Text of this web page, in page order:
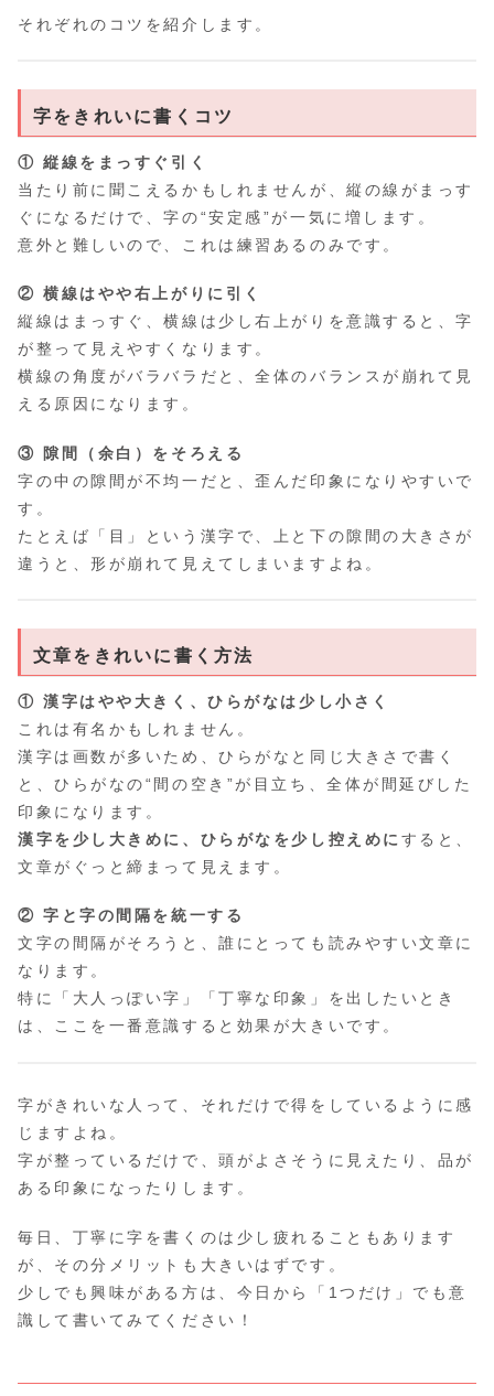
それぞれのコツを紹介します。
字をきれいに書くコツ
① 縦線をまっすぐ引く
当たり前に聞こえるかもしれませんが、縦の線がまっす
ぐになるだけで、字の“安定感”が一気に増します。
意外と難しいので、これは練習あるのみです。
② 横線はやや右上がりに引く
縦線はまっすぐ、横線は少し右上がりを意識すると、字
が整って見えやすくなります。
横線の角度がバラバラだと、全体のバランスが崩れて見
える原因になります。
③ 隙間（余白）をそろえる
字の中の隙間が不均一だと、歪んだ印象になりやすいで
す。
たとえば「目」という漢字で、上と下の隙間の大きさが
違うと、形が崩れて見えてしまいますよね。
文章をきれいに書く方法
① 漢字はやや大きく、ひらがなは少し小さく
これは有名かもしれません。
漢字は画数が多いため、ひらがなと同じ大きさで書く
と、ひらがなの“間の空き”が目立ち、全体が間延びした
印象になります。
漢字を少し大きめに、ひらがなを少し控えめに すると、
文章がぐっと締まって見えます。
② 字と字の間隔を統一する
文字の間隔がそろうと、誰にとっても読みやすい文章に
なります。
特に「大人っぽい字」「丁寧な印象」を出したいとき
は、ここを一番意識すると効果が大きいです。
字がきれいな人って、それだけで得をしているように感
じますよね。
字が整っているだけで、頭がよさそうに見えたり、品が
ある印象になったりします。
毎日、丁寧に字を書くのは少し疲れることもあります
が、その分メリットも大きいはずです。
少しでも興味がある方は、今日から「1つだけ」でも意
識して書いてみてください！